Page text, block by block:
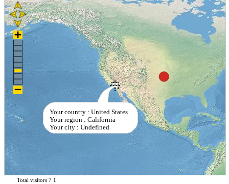
Your country : United States
Your region : California
Your city : Undefined
Total visitors 7 1